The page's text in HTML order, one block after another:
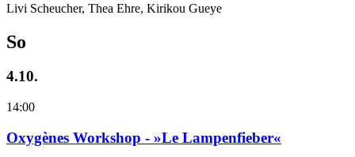
Livi Scheucher, Thea Ehre, Kirikou Gueye
So
4.10.
14:00
Oxygènes Workshop - »Le Lampenfieber«